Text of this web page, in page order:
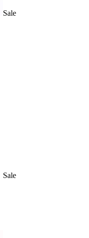
Sale
Sale